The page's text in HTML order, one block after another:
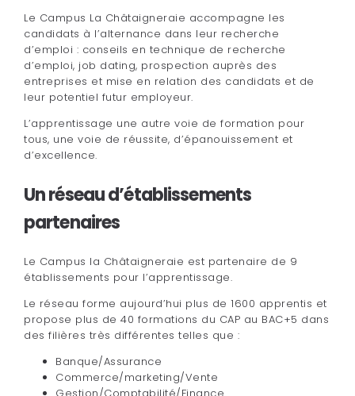
Le Campus La Châtaigneraie accompagne les
candidats à l’alternance dans leur recherche
d’emploi : conseils en technique de recherche
d’emploi, job dating, prospection auprès des
entreprises et mise en relation des candidats et de
leur potentiel futur employeur.
L’apprentissage une autre voie de formation pour
tous, une voie de réussite, d’épanouissement et
d’excellence.
Un réseau d’établissements
partenaires
Le Campus la Châtaigneraie est partenaire de 9
établissements pour l’apprentissage.
Le réseau forme aujourd’hui plus de 1600 apprentis et
propose plus de 40 formations du CAP au BAC+5 dans
des filières très différentes telles que :
Banque/Assurance
Commerce/marketing/Vente